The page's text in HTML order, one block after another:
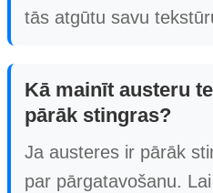
tās atgūtu savu
Kā mainīt austeru
pārāk stingras?
Ja austeres ir pārāk
par pārgatavošanu.